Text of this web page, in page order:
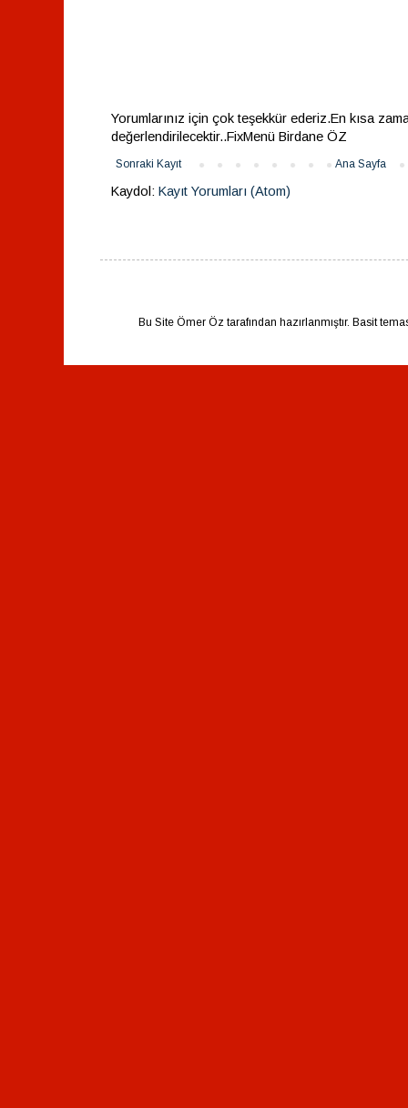
Yorumlarınız için çok teşekkür ederiz.En kısa
değerlendirilecektir..FixMenü Birdane ÖZ
Sonraki Kayıt Ana Sayfa
Kaydol: Kayıt Yorumları (Atom)
Bu Site Ömer Öz tarafından hazırlanmıştır. Basit